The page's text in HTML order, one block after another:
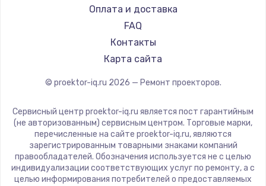
Hiper
HITACHI
Panasonic
Hisense
Оплата и доставка
FAQ
Контакты
Карта сайта
© proektor-iq.ru 2026 — Ремонт проекторов.
Сервисный центр proektor-iq.ru является пост гарантийным
(не авторизованным) сервисным центром. Торговые марки,
перечисленные на сайте proektor-iq.ru, являются
зарегистрированным товарными знаками компаний
правообладателей. Обозначения используется не с целью
индивидуализации соответствующих услуг по ремонту, а с
целью информирования потребителей о предоставляемых